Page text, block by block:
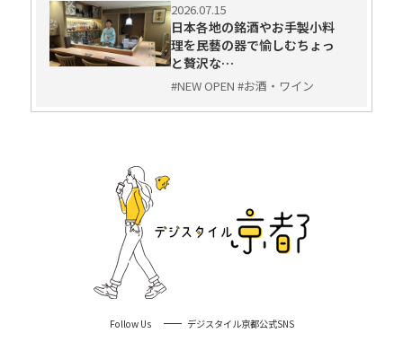
2026.07.15
日本各地の銘酒やお手製小料
理を民藝の器で愉しむちょっ
と贅沢な…
#NEW OPEN #お酒・ワイン
Follow Us デジスタイル京都公式SNS